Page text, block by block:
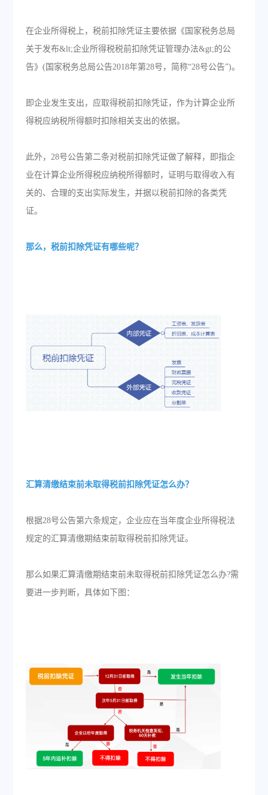
在企业所得税上，税前扣除凭证主要依据《国家税务总局
关于发布&lt;企业所得税税前扣除凭证管理办法&gt;的公
告》(国家税务总局公告2018年第28号，简称“28号公告”)。
即企业发生支出，应取得税前扣除凭证，作为计算企业所
得税应纳税所得额时扣除相关支出的依据。
此外，28号公告第二条对税前扣除凭证做了解释，即指企
业在计算企业所得税应纳税所得额时，证明与取得收入有
关的、合理的支出实际发生，并据以税前扣除的各类凭
证。
那么，税前扣除凭证有哪些呢？
汇算清缴结束前未取得税前扣除凭证怎么办？
根据28号公告第六条规定，企业应在当年度企业所得税法
规定的汇算清缴期结束前取得税前扣除凭证。
那么如果汇算清缴期结束前未取得税前扣除凭证怎么办?需
要进一步判断，具体如下图：